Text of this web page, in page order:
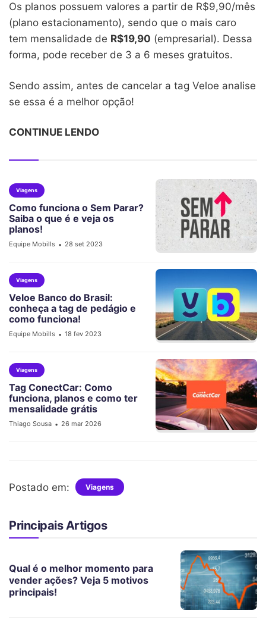
Os planos possuem valores a partir de R$9,90/mês
(plano estacionamento), sendo que o mais caro
tem mensalidade de R$19,90 (empresarial). Dessa
forma, pode receber de 3 a 6 meses gratuitos.
Sendo assim, antes de cancelar a tag Veloe analise
se essa é a melhor opção!
CONTINUE LENDO
Viagens
Como funciona o Sem Parar?
Saiba o que é e veja os
planos!
Equipe Mobills • 28 set 2023
Viagens
Veloe Banco do Brasil:
conheça a tag de pedágio e
como funciona!
Equipe Mobills • 18 fev 2023
Viagens
Tag ConectCar: Como
funciona, planos e como ter
mensalidade grátis
Thiago Sousa • 26 mar 2026
Postado em: Viagens
Principais Artigos
Qual é o melhor momento para
vender ações? Veja 5 motivos
principais!